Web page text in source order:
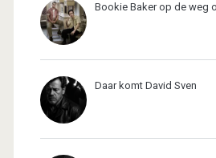
Bookie Baker op de weg
Daar komt David Sven